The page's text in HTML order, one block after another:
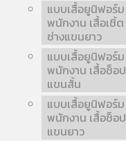
แบบเสื้อยูนิฟอร์ม
พนักงาน เสื้อเชิ้ต
ช่างแขนยาว
แบบเสื้อยูนิฟอร์ม
พนักงาน เสื้อช็อป
แขนสั้น
แบบเสื้อยูนิฟอร์ม
พนักงาน เสื้อช็อป
แขนยาว